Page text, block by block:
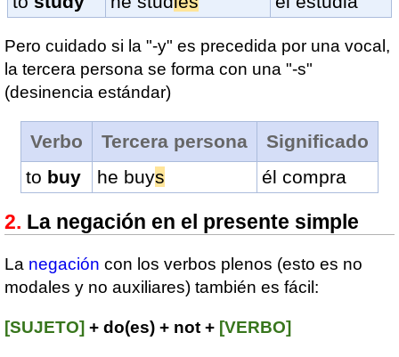
Pero cuidado si la "-y" es precedida por una vocal,
la tercera persona se forma con una "-s"
(desinencia estándar)
Verbo Tercera persona
Significado
to buy he buys él compra
La negación en el presente simple
La negación con los verbos plenos (esto es no
modales y no auxiliares) también es fácil:
[SUJETO] + do(es) + not + [VERBO]